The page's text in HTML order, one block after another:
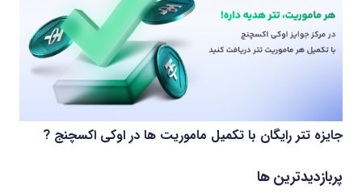
جایزه تتر رایگان با تکمیل ماموریت ها در اوکی اکسچنج ?
پربازدیدترین ها